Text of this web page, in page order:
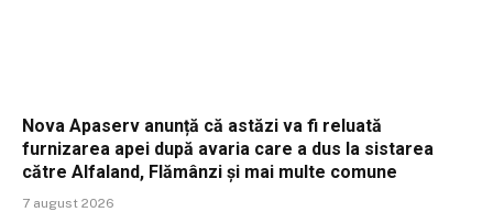
Nova Apaserv anunță că astăzi va fi reluată
furnizarea apei după avaria care a dus la sistarea
către Alfaland, Flămânzi și mai multe comune
7 august 2026